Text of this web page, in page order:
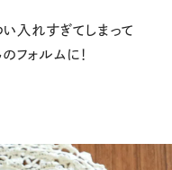
い入れすぎてしまって
フォルムに！